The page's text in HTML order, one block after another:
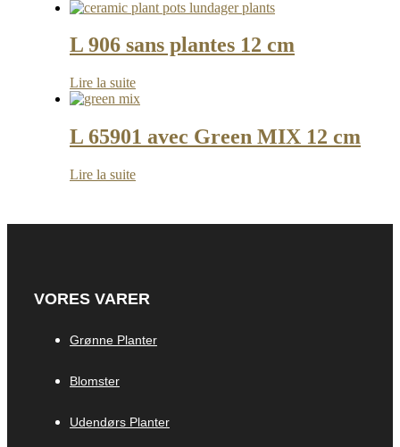
L 906 sans plantes 12 cm
Lire la suite
L 65901 avec Green MIX 12 cm
Lire la suite
VORES VARER
Grønne Planter
Blomster
Udendørs Planter